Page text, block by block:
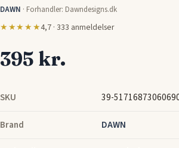
SKU 39-
Brand DAWN
DAWN · Forhandler: Dawndesigns.dk
★★★★★4,7 · 333 anmeldelser
395 kr.